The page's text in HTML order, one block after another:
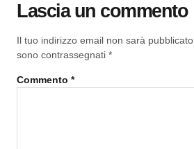
Lascia un commento
Il tuo indirizzo email non sarà pubblicato.
sono contrassegnati *
Commento *